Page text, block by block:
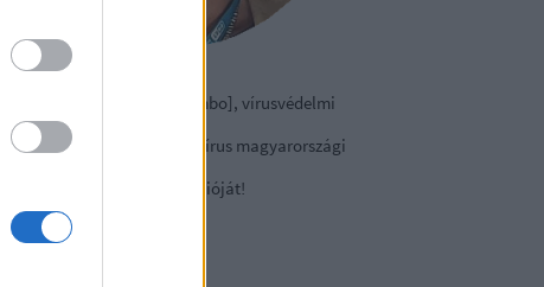
Csizmazia-Darab István [Rambo], vírusvédelmi
tanácsadó
Sicontact Kft., a NOD32 antivírus magyarországi
próbaverzióját!
Bsky